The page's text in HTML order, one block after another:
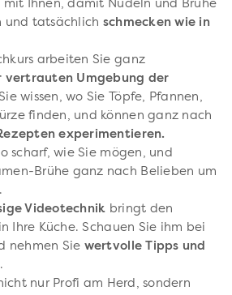
mit Ihnen, damit Nudeln und Brühe
und tatsächlich schmecken wie in
arbeiten Sie ganz
vertrauten Umgebung der
wissen, wo Sie Töpfe, Pfannen,
finden, und können ganz nach
experimentieren.
scharf, wie Sie mögen, und
Brühe ganz nach Belieben um
Videotechnik bringt den
Ihre Küche. Schauen Sie ihm bei
nehmen Sie wertvolle Tipps und
nur Profi am Herd, sondern